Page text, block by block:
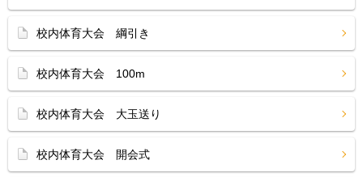
校内体育大会 綱引き
校内体育大会 100m
校内体育大会 大玉送り
校内体育大会 開会式